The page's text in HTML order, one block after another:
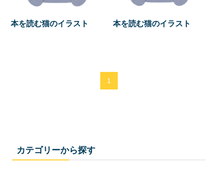
本を読む猫のイラスト 本を読む猫のイラスト
1
カテゴリーから探す